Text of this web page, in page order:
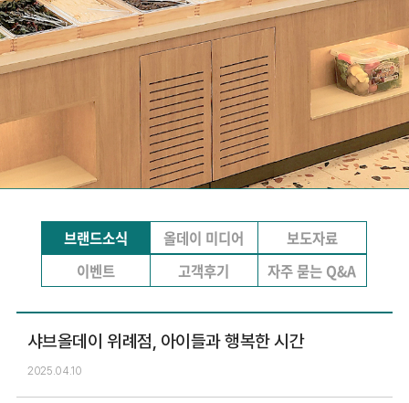
브랜드소식 올데이 미디어
보도자료
이벤트
고객후기 자주 묻는 Q&A
샤브올데이 위례점, 아이들과 행복한 시간
2025.04.10